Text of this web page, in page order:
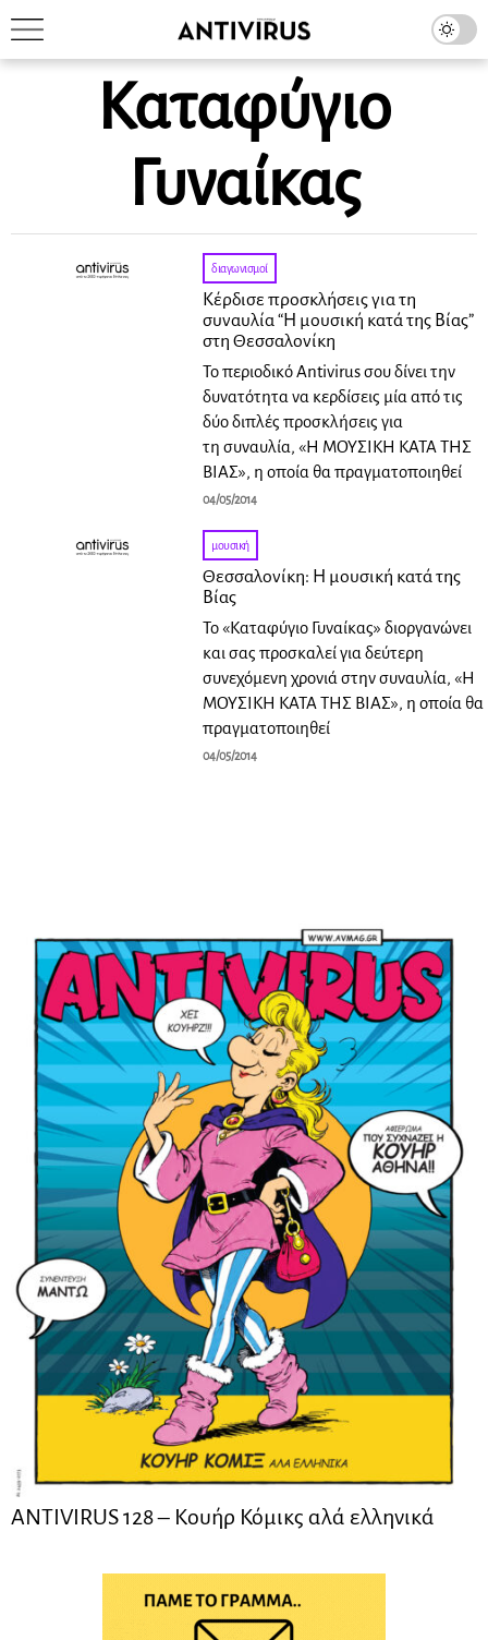
Καταφύγιο
Γυναίκας
διαγωνισμοί
Κέρδισε προσκλήσεις για τη
συναυλία “Η μουσική κατά της Βίας”
στη Θεσσαλονίκη
Το περιοδικό Antivirus σου δίνει την
δυνατότητα να κερδίσεις μία από τις
δύο διπλές προσκλήσεις για
τη συναυλία, «Η ΜΟΥΣΙΚΗ ΚΑΤΑ ΤΗΣ
ΒΙΑΣ», η οποία θα πραγματοποιηθεί
04/05/2014
μουσική
Θεσσαλονίκη: Η μουσική κατά της
Βίας
Το «Καταφύγιο Γυναίκας» διοργανώνει
και σας προσκαλεί για δεύτερη
συνεχόμενη χρονιά στην συναυλία, «Η
ΜΟΥΣΙΚΗ ΚΑΤΑ ΤΗΣ ΒΙΑΣ», η οποία θα
πραγματοποιηθεί
04/05/2014
ANTIVIRUS 128 – Kουήρ Κόμικς αλά ελληνικά